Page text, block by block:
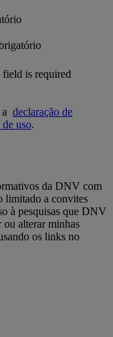
field is required
declaração de
de uso.
da DNV com
limitado a convites
à pesquisas que DNV
ou alterar minhas
os links no